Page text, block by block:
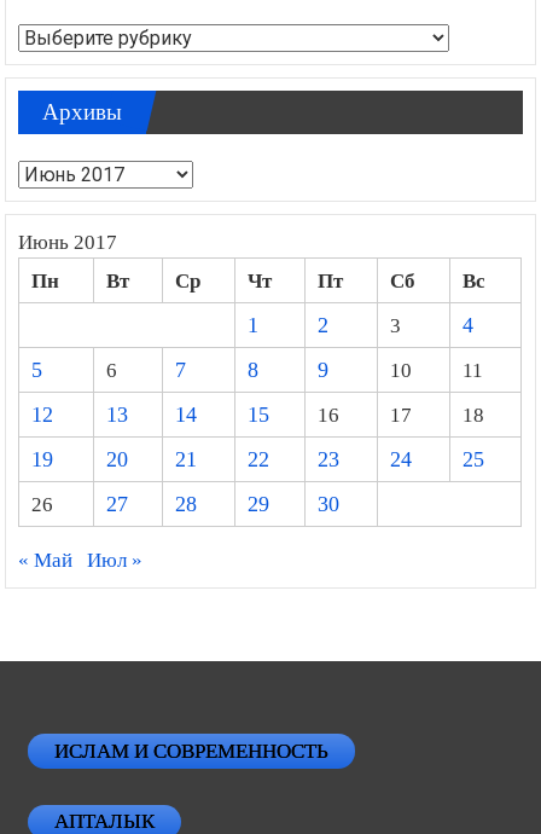
Рубрики
Архивы
Архивы
Июнь 2017
Пн Вт Ср Чт Пт Сб
Вс
1
2 3
4
5
6 7 8 9 10
11
12
13 14 15 16 17
18
19
20 21 22 23 24
25
26
27 28 29 30
« Май Июл »
ИСЛАМ И СОВРЕМЕННОСТЬ
АПТАЛЫК